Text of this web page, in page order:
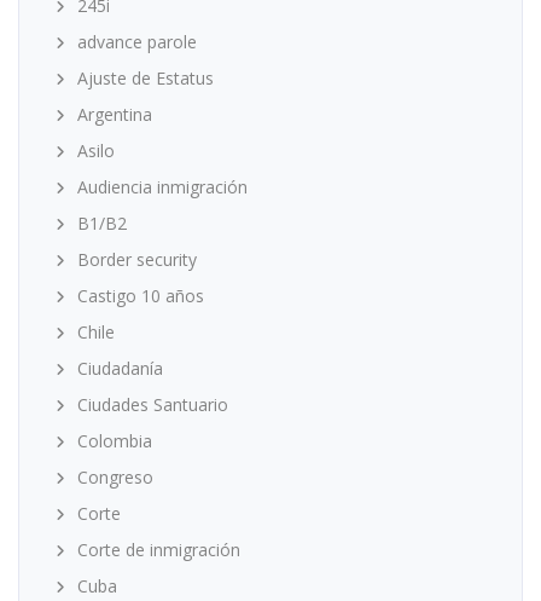
245i
advance parole
Ajuste de Estatus
Argentina
Asilo
Audiencia inmigración
B1/B2
Border security
Castigo 10 años
Chile
Ciudadanía
Ciudades Santuario
Colombia
Congreso
Corte
Corte de inmigración
Cuba